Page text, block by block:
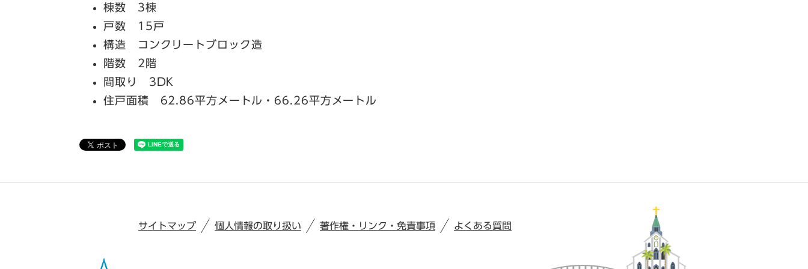
棟数 3棟
戸数 15戸
構造 コンクリートブロック造
階数 2階
間取り 3DK
住戸面積 62.86平方メートル・66.26平方メートル
サイトマップ 個人情報の取り扱い 著作権・リンク・免責事項 よくある質問